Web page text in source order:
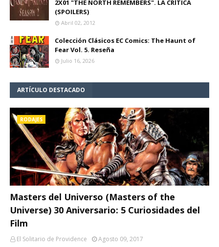
2X01 "THE NORTH REMEMBERS". LA CRÍTICA
(SPOILERS)
Abril 02, 2012
Colección Clásicos EC Comics: The Haunt of
Fear Vol. 5. Reseña
Julio 16, 2026
ARTÍCULO DESTACADO
RODAJES
Masters del Universo (Masters of the
Universe) 30 Aniversario: 5 Curiosidades del
Film
El Solitario de Providence
Agosto 09, 2017